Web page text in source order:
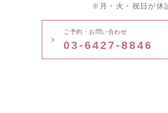
※月・火・祝日が休
ご予約・お問い合わせ
03-6427-8846